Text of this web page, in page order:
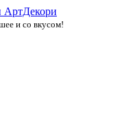
и со вкусом!